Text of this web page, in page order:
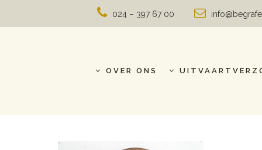
024 – 397 67 00
OVER ONS